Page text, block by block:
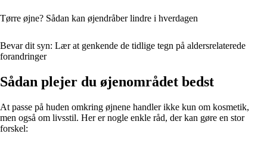
Tørre øjne? Sådan kan øjendråber lindre i hverdagen
Bevar dit syn: Lær at genkende de tidlige tegn på aldersrelaterede
forandringer
Sådan plejer du øjenområdet bedst
At passe på huden omkring øjnene handler ikke kun om kosmetik,
men også om livsstil. Her er nogle enkle råd, der kan gøre en stor
forskel: